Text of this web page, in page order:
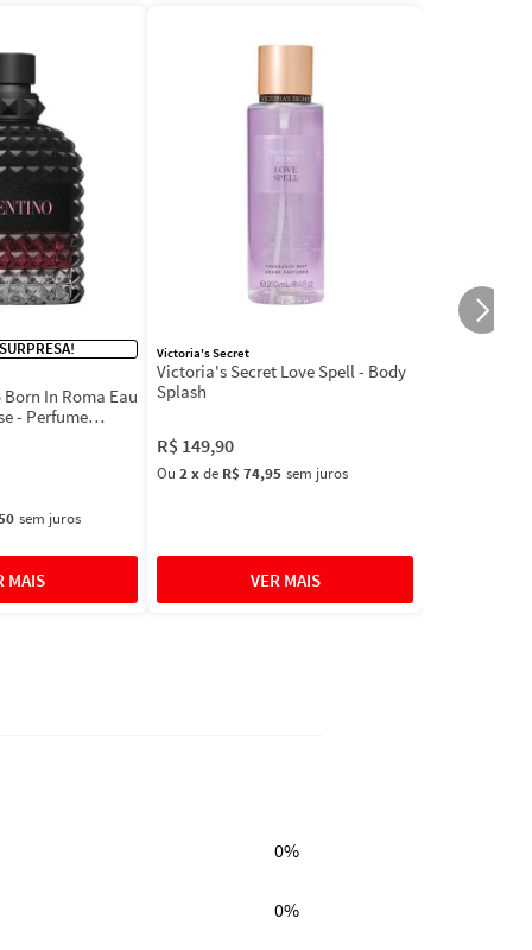
In Roma Eau
- Perfume
sem juros
Victoria's Secret
Victoria's Secret Love Spell - Body
Splash
R$ 149,90
Ou 2xde R$ 74,95 sem juros
0%
0%